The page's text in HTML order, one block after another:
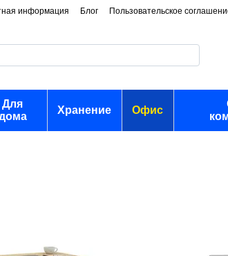
информация Блог Пользовательское
Для
Хранение Офис